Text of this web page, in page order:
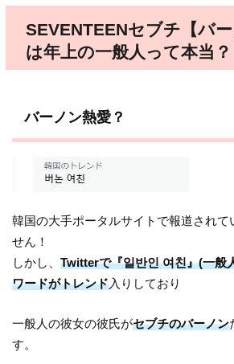
SEVENTEENセブチ【バ
は年上の一般人って本当？
バーノン熱愛？
韓国の大手ポータルサイトで報道されて
せん！
しかし、Twitterで『일반인 여친』(一般
ワードがトレンド入りしており
一般人の彼女の彼氏がセブチのバーノン
す。